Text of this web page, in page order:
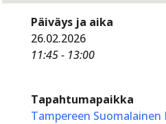
Päiväys ja aika
26.02.2026
11:45 - 13:00
Tapahtumapaikka
Tampereen Suomalainen